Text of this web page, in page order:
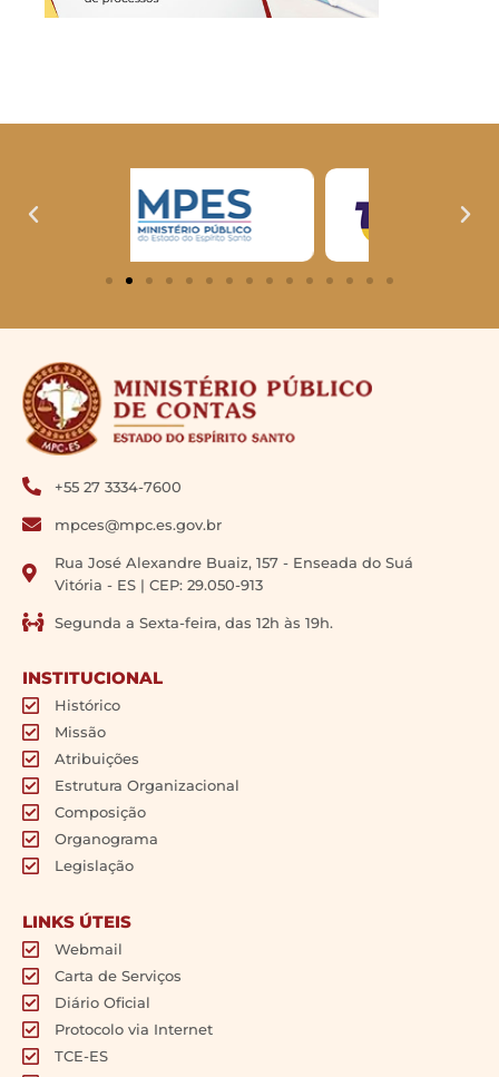
+55 27 3334-7600
mpces@mpc.es.gov.br
Rua José Alexandre Buaiz, 157 - Enseada do Suá
Vitória - ES | CEP: 29.050-913
Segunda a Sexta-feira, das 12h às 19h.
INSTITUCIONAL
Histórico
Missão
Atribuições
Estrutura Organizacional
Composição
Organograma
Legislação
LINKS ÚTEIS
Webmail
Carta de Serviços
Diário Oficial
Protocolo via Internet
TCE-ES